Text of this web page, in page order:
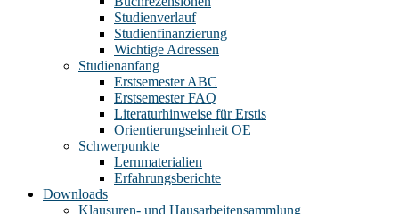
Studienverlauf
Studienfinanzierung
Wichtige Adressen
Studienanfang
Erstsemester ABC
Erstsemester FAQ
Literaturhinweise für Erstis
Orientierungseinheit OE
Schwerpunkte
Lernmaterialien
Erfahrungsberichte
Downloads
Klausuren- und Hausarbeitensammlung